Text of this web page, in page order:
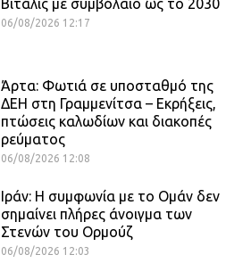
Βιτάλις με συμβόλαιο ως το 2030
06/08/2026 12:17
Άρτα: Φωτιά σε υποσταθμό της
ΔΕΗ στη Γραμμενίτσα – Εκρήξεις,
πτώσεις καλωδίων και διακοπές
ρεύματος
06/08/2026 12:08
Ιράν: Η συμφωνία με το Ομάν δεν
σημαίνει πλήρες άνοιγμα των
Στενών του Ορμούζ
06/08/2026 12:03